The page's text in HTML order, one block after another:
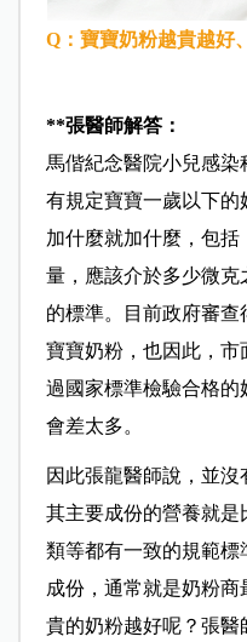
Q：寶寶奶粉越貴越好
**張醫師解答：
馬偕紀念醫院小兒感
有規定寶寶一歲以下的
加什麼就加什麼，包
量，應該介於多少微克
的標準。目前政府審
寶寶奶粉，也因此，市
過國家標準檢驗合格的
會差太多。
因此張龍醫師說，並
其主要成份的營養就
類等都有一致的規範標
成份，通常就是奶粉
貴的奶粉越好呢？張醫